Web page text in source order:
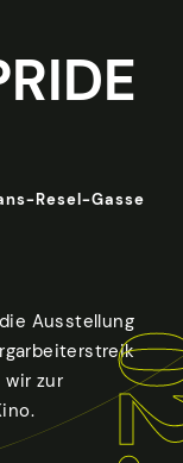
Resel-Gasse
Ausstellung
wir zur